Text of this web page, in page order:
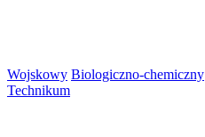
Wojskowy Biologiczno-chemiczny
Technikum